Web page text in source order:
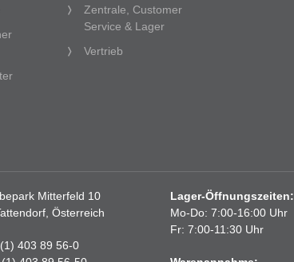
Zentrale, Customer
Service & Lager
Vertrieb
Mitterfeld 10
Österreich
403 89 56-0
Lager-Öffnungszeiten:
Mo-Do: 7:00-16:00 Uhr
Fr: 7:00-11:30 Uhr